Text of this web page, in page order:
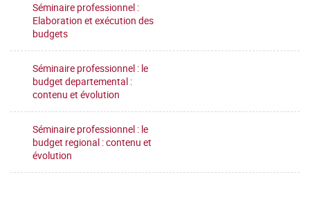
Séminaire professionnel :
Elaboration et exécution des
budgets
Séminaire professionnel : le
budget departemental :
contenu et évolution
Séminaire professionnel : le
budget regional : contenu et
évolution